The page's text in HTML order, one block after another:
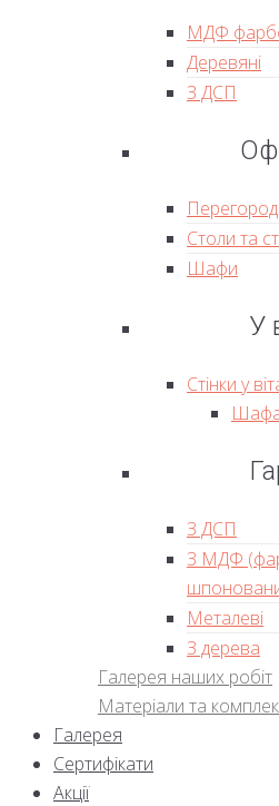
МДФ
Деревяні
З ДСП
Столи та
Шафи
У
Стінки у
Шафа
З ДСП
З МДФ
Металеві
З дерева
Галерея наших робіт
Матеріали та
Галерея
Сертифікати
Акції